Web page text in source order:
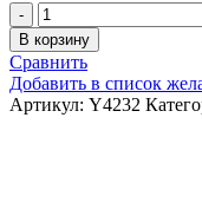
Количество
товара
Воздушный
фильтр
MIW
Y4232
В корзину
Сравнить
Добавить в список
Артикул: Y4232